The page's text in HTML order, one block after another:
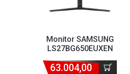
Monitor SAMSUNG
LS27BG650EUXEN
Gt...
63.004,00